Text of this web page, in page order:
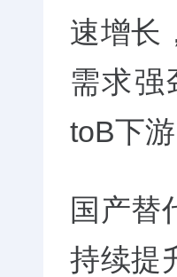
速增长
需求强
toB下
国产替
持续提